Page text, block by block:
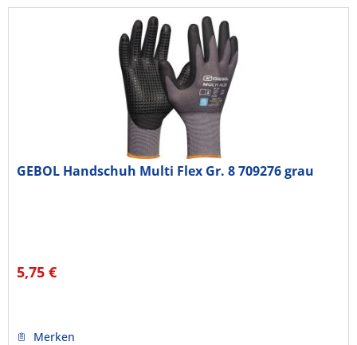
GEBOL Handschuh Multi Flex Gr. 8 709276 grau
5,75 €
Merken